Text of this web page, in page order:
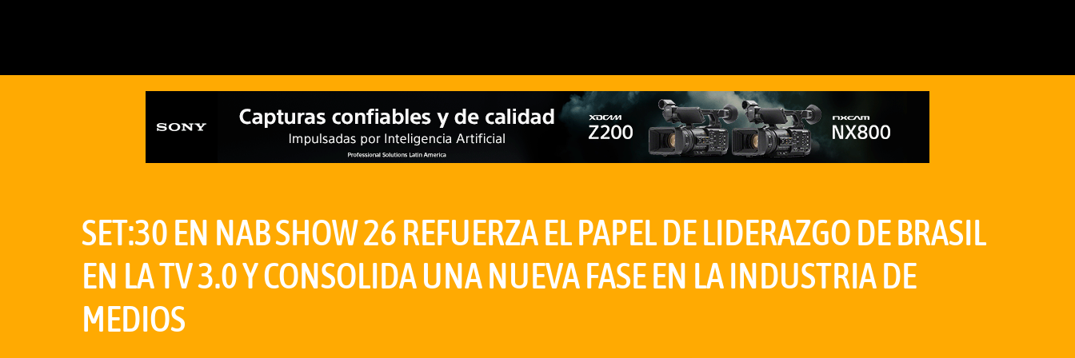
SET:30 EN NAB SHOW 26 REFUERZA EL PAPEL DE LIDERAZGO DE BRASIL
EN LA TV 3.0 Y CONSOLIDA UNA NUEVA FASE EN LA INDUSTRIA DE
MEDIOS